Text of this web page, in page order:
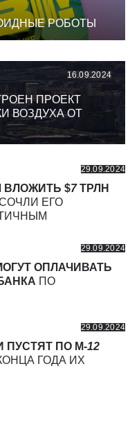
РОБОТЫ
16.09.2024
ПРОЕКТ
ВОЗДУХА ОТ
29.09.2024
ВЛОЖИТЬ $7ТРЛН
ЕГО
29.09.2024
ОПЛАЧИВАТЬ
ПО
29.09.2024
ПУСТЯТ ПО М-12
ГОДА ИХ